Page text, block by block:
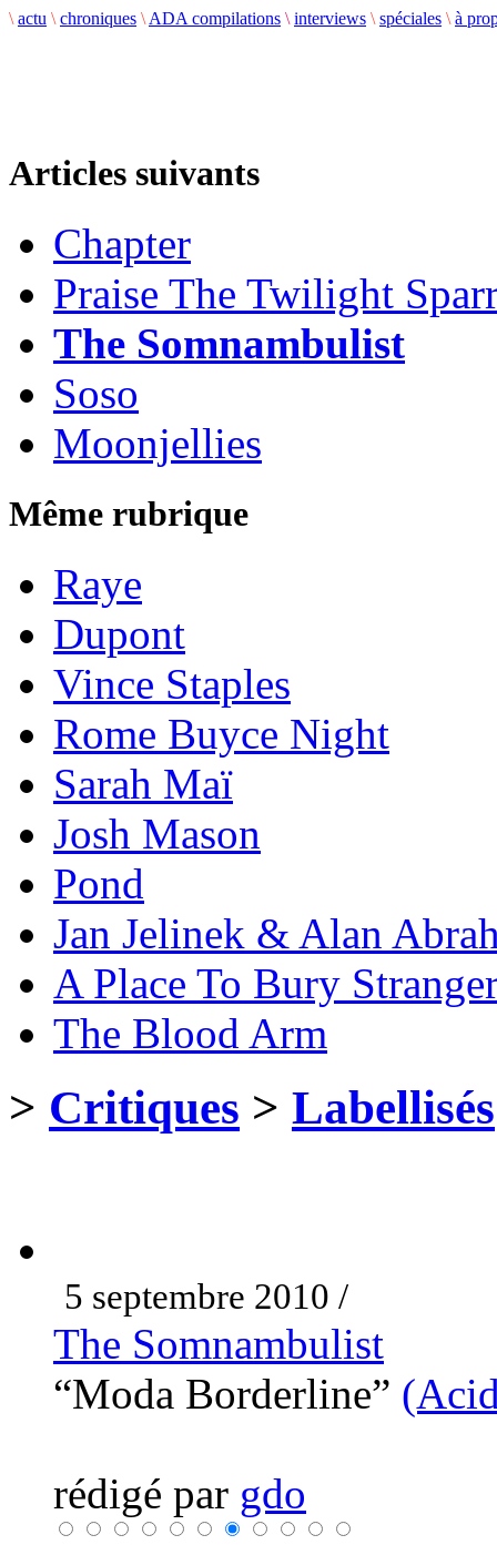
\ actu \ chroniques \ ADA compilations \ interviews \ spéciales \ à
Articles suivants
Chapter
Praise The Twilight
The Somnambulist
Soso
Moonjellies
Même rubrique
Raye
Dupont
Vince Staples
Rome Buyce Night
Sarah Maï
Josh Mason
Pond
Jan Jelinek & Alan
A Place To Bury
The Blood Arm
> Critiques > Labellisés
5 septembre 2010 /
The Somnambulist
“Moda Borderline”
rédigé par gdo